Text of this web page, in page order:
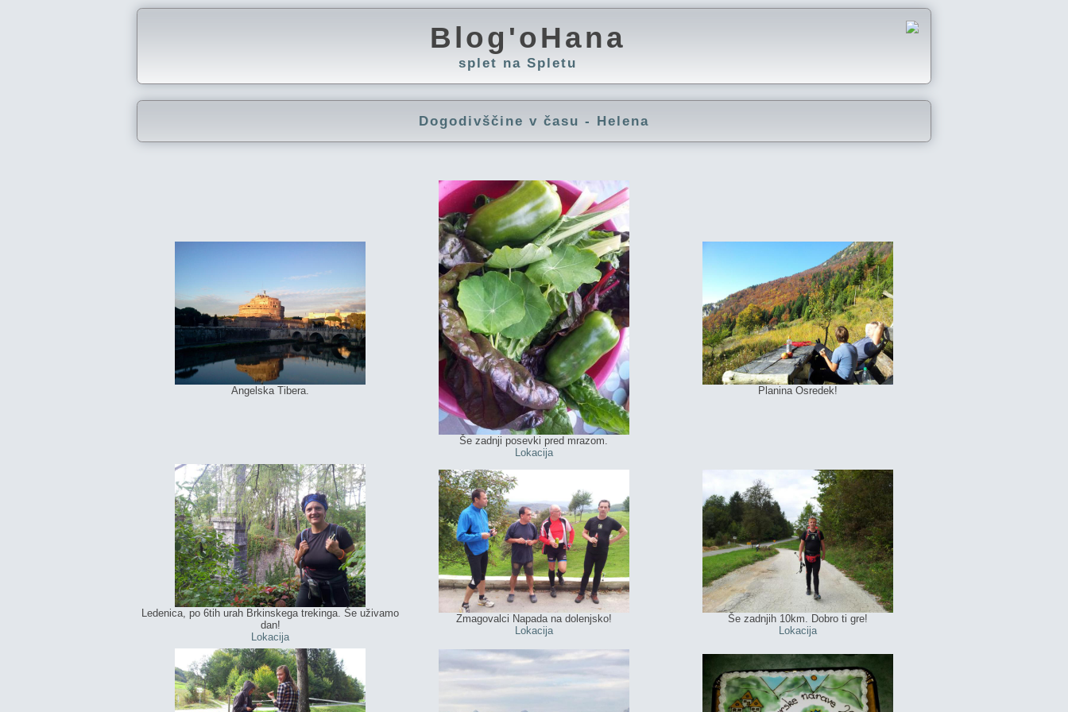
Blog'oHana
splet na Spletu
Dogodivščine v času - Helena
Angelska Tibera.
Še zadnji posevki pred mrazom.
Lokacija
Planina Osredek!
Ledenica, po 6tih urah Brkinskega trekinga. Še uživamo
dan!
Lokacija
Zmagovalci Napada na dolenjsko!
Lokacija
Še zadnjih 10km. Dobro ti gre!
Lokacija